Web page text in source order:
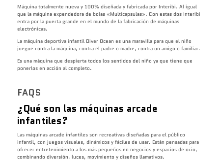
Máquina totalmente nueva y 100% diseñada y fabricada por Interibi. Al igual
que la máquina expendedora de bolas «Multicapsulas». Con estas dos Interibi
entra por la puerta grande en el mundo de la fabricación de máquinas
electrónicas.
La máquina deportiva infantil Diver Ocean es una maravilla para que el niño
juegue contra la máquina, contra el padre o madre, contra un amigo o familiar.
Es una máquina que despierta todos los sentidos del niño ya que tiene que
ponerlos en acción al completo.
FAQS
¿Qué son las máquinas arcade
infantiles?
Las máquinas arcade infantiles son recreativas diseñadas para el público
infantil, con juegos visuales, dinámicos y fáciles de usar. Están pensadas para
ofrecer entretenimiento a los más pequeños en negocios y espacios de ocio,
combinando diversión, luces, movimiento y diseños llamativos.